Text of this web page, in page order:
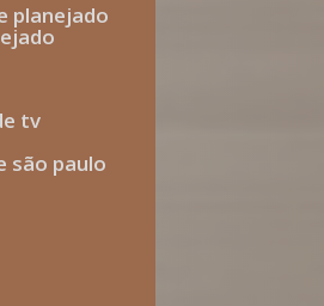
planejado
tv
são paulo